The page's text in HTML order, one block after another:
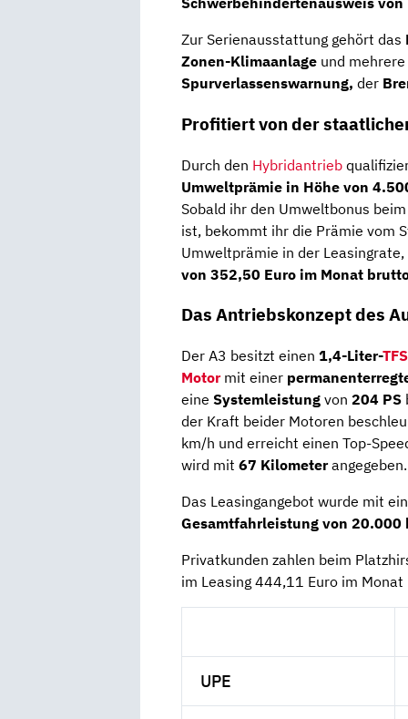
Zur Serienausstattung gehört das
Zonen-Klimaanlage und
Spurverlassenswarnung, der
Profitiert von der
Durch den Hybridantrieb
Umweltprämie in Höhe von
Sobald ihr den Umweltbonus
ist, bekommt ihr die Prämie vom
Umweltprämie in der
von 352,50 Euro im Monat
Das Antriebskonzept des
Der A3 besitzt einen 1,4-Liter-
Motormit einer
eine Systemleistung von 204 PS
der Kraft beider Motoren
km/h und erreicht einen Top-
wird mit 67 Kilometerangegeben.
Das Leasingangebot wurde mit
Gesamtfahrleistung von 20.000
Privatkunden zahlen beim
im Leasing 444,11 Euro im
UPE